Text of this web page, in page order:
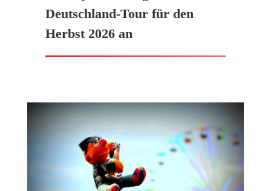
Deutschland-Tour für den
Herbst 2026 an